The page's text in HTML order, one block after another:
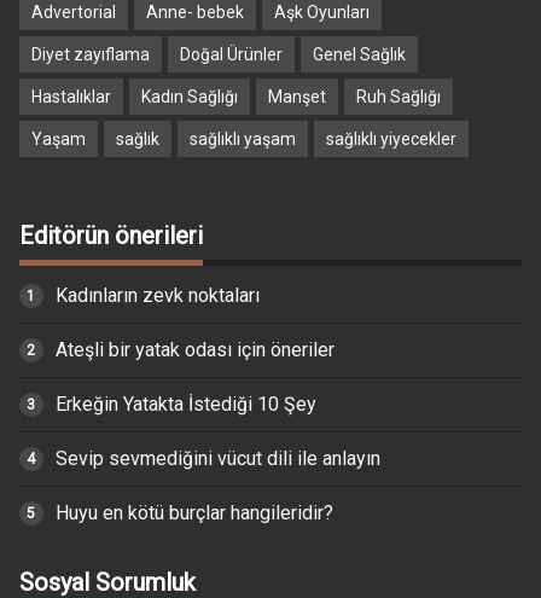
Advertorial Anne- bebek Aşk Oyunları
Diyet zayıflama Doğal Ürünler Genel Sağlık
Hastalıklar Kadın Sağlığı Manşet Ruh Sağlığı
Yaşam sağlık sağlıklı yaşam sağlıklı yiyecekler
Editörün önerileri
Kadınların zevk noktaları
Ateşli bir yatak odası için öneriler
Erkeğin Yatakta İstediği 10 Şey
Sevip sevmediğini vücut dili ile anlayın
Huyu en kötü burçlar hangileridir?
Sosyal Sorumluk